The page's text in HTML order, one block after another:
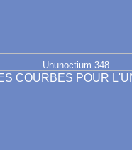
Ununoctium 348